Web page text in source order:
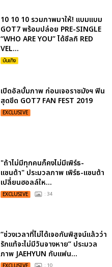
10 10 10 รวมภาพมาให้! แบมแบม
GOT7 พร้อมปล่อย PRE-SINGLE
“WHO ARE YOU” ได้ซึลกิ RED
VEL...
บันเทิง
เปิดอัลบั้มภาพ ก่อนเจอราชมังฯ ฟิน
สุดขีด GOT7 FAN FEST 2019
EXCLUSIVE
"ถ้าไม่มีทุกคนก็คงไม่มีเพิร์ธ-
แซนต้า" ประมวลภาพ เพิร์ธ-แซนต้า
เปลี่ยนฮอลล์ให...
EXCLUSIVE : 34
“ช่วงเวลาที่ไม่ได้เจอกันพิสูจน์แล้วว่า
รักแท้จะไม่มีวันจางหาย” ประมวล
ภาพ JAEHYUN กับแฟน...